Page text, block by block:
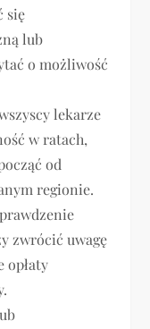
się
lub
o możliwość
lekarze
w ratach,
od
regionie.
zwrócić uwagę
opłaty